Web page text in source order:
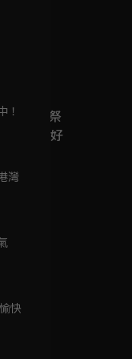
！
灣
快
夏追劇祭
！獨家好
20日